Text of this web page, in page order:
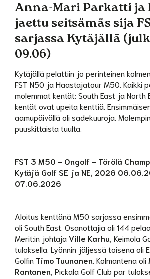
Anna-Mari Parkatti ja
jaettu seitsämäs sija
sarjassa Kytäjällä
09.06)
Kytäjällä pelattiin jo perinteinen kolmen
FST N50 ja Haastajatour M50. Kaikki
molemmat kentät: South East ja North
kentät ovat upeita kenttiä.
aamupäivällä oli sadekuuroja.
puuskittaista tuulta.
FST 3 M50 - Ongolf - Törölä
Kytäjä Golf SE ja NE, 2026
07.06.2026
Aloitus kenttänä M50 sarjassa
oli South East. Osanottajia oli 144
Merit:in johtaja Ville Karhu , Keimola
tuloksella. Lyönnin jäljessä toisena oli
Golfin Timo Tuunanen . Kolmantena oli
Rantanen , Pickala Golf Club par